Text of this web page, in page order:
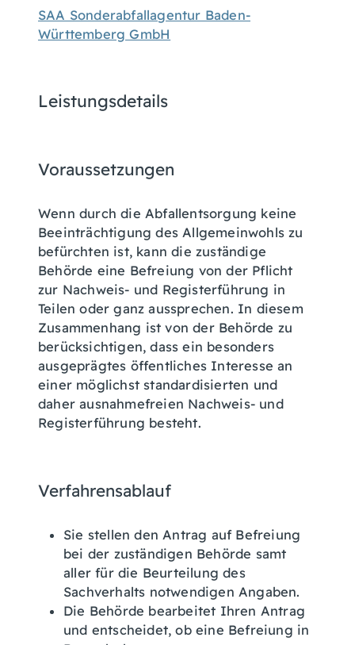
SAA Sonderabfallagentur Baden-
Württemberg GmbH
Leistungsdetails
Voraussetzungen
Wenn durch die Abfallentsorgung keine
Beeinträchtigung des Allgemeinwohls zu
befürchten ist, kann die zuständige
Behörde eine Befreiung von der Pflicht
zur Nachweis- und Registerführung in
Teilen oder ganz aussprechen. In diesem
Zusammenhang ist von der Behörde zu
berücksichtigen, dass ein besonders
ausgeprägtes öffentliches Interesse an
einer möglichst standardisierten und
daher ausnahmefreien Nachweis- und
Registerführung besteht.
Verfahrensablauf
Sie stellen den Antrag auf Befreiung
bei der zuständigen Behörde samt
aller für die Beurteilung des
Sachverhalts notwendigen Angaben.
Die Behörde bearbeitet Ihren Antrag
und entscheidet, ob eine Befreiung in